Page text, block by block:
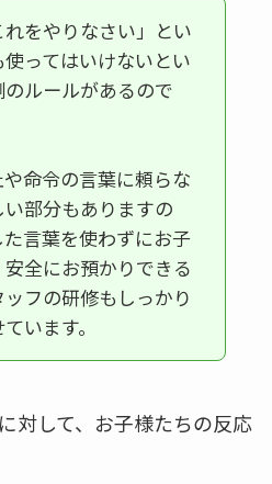
をやりなさい」とい
ってはいけないとい
ルールがあるので
命令の言葉に頼らな
部分もありますの
言葉を使わずにお子
全にお預かりできる
フの研修もしっかり
います。
して、お子様たちの反応